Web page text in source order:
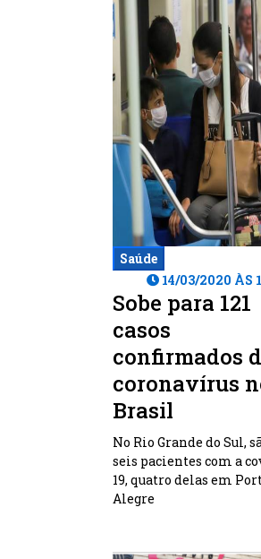
Saúde
14/03/2020 ÀS
Sobe para 121
casos
confirmados
coronavírus
Brasil
No Rio Grande do Sul,
seis pacientes com a
19, quatro delas em
Alegre